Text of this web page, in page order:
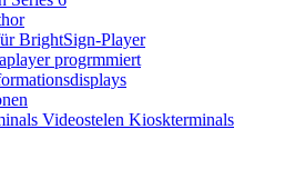
BrightSign-Player
progrmmiert
Videostelen Kioskterminals